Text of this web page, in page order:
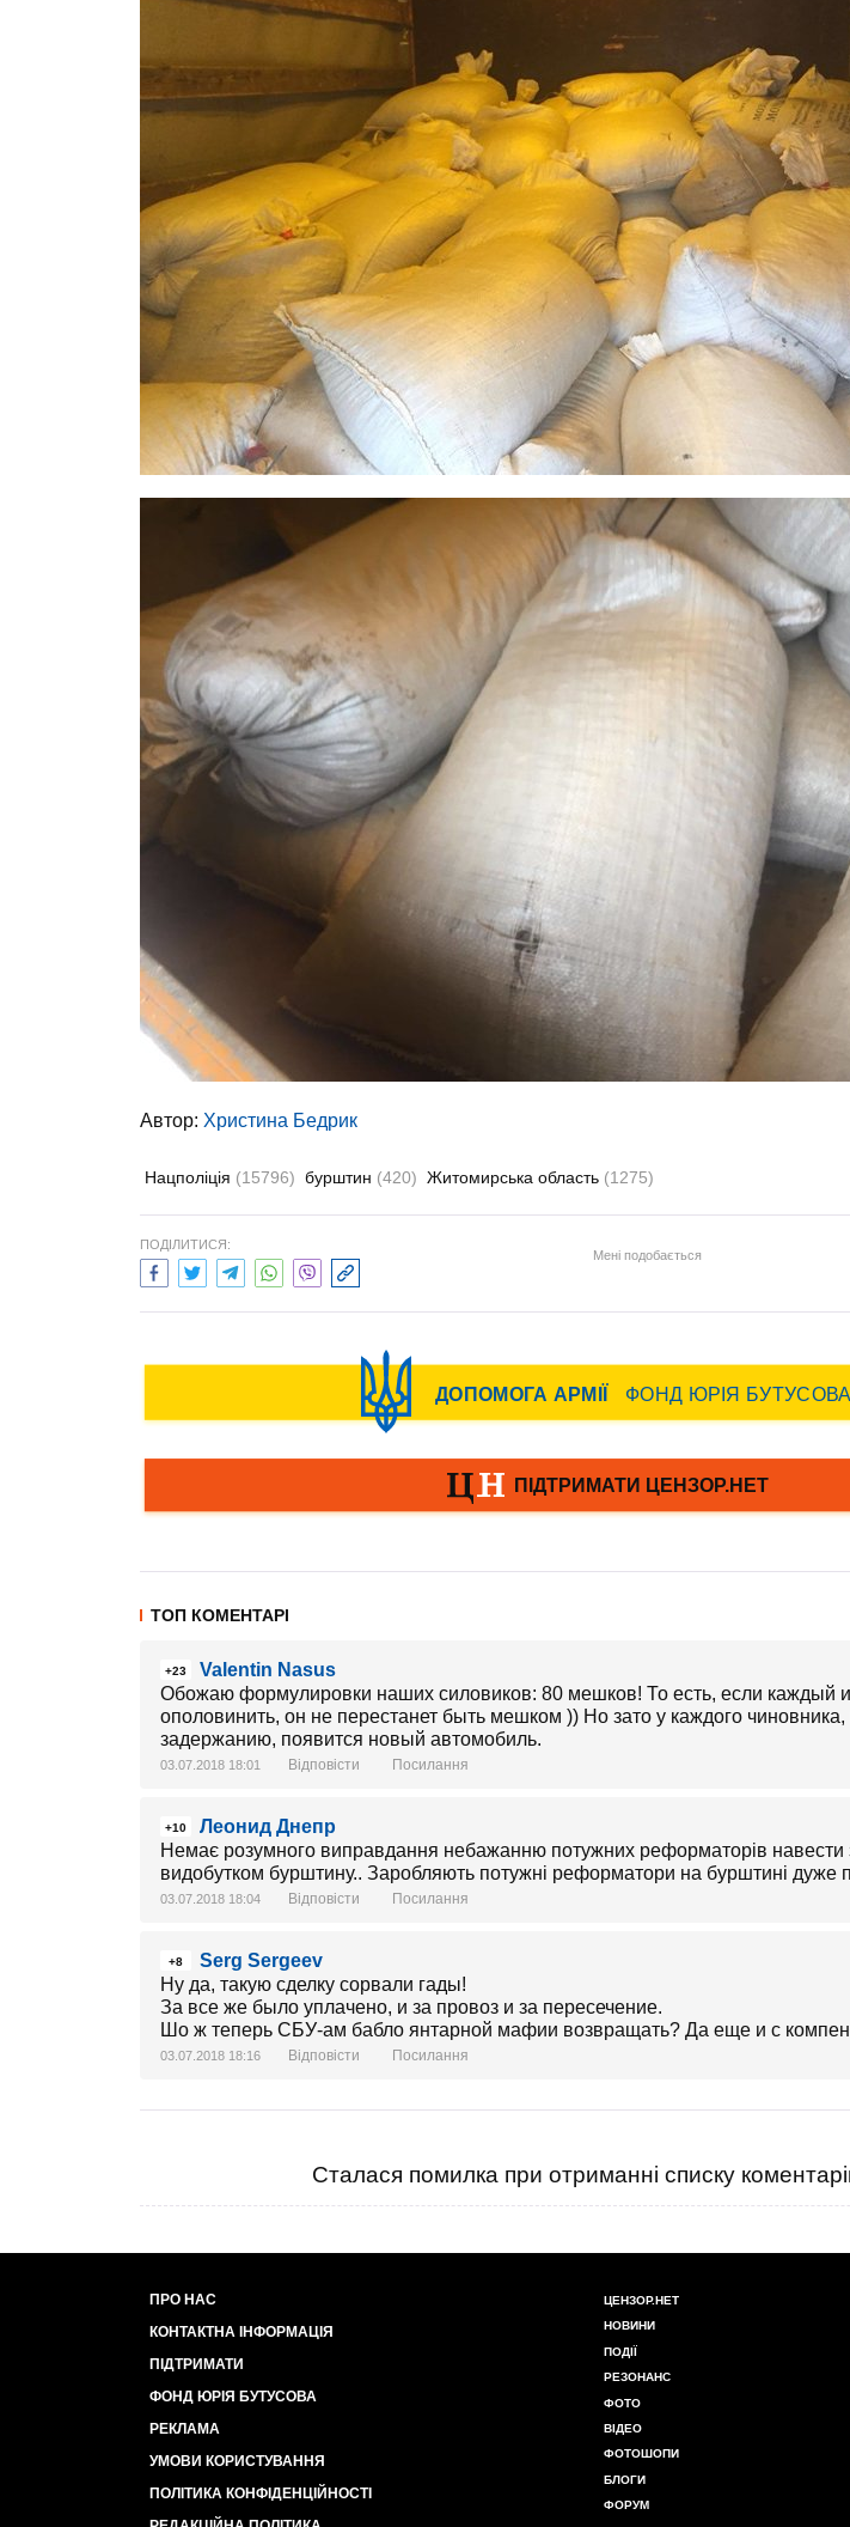
Автор: Христина Бедрик
Нацполіція (15796) бурштин (420) Житомирська область (1275)
ПОДІЛИТИСЯ:
Мені подобається
ТОП КОМЕНТАРІ
+23
Valentin Nasus
Обожаю формулировки наших силовиков: 80 мешков! То есть, если каждый
ополовинить, он не перестанет быть мешком )) Но зато у каждого чиновника,
задержанию, появится новый автомобиль.
03.07.2018 18:01 Відповісти Посилання
+10
Леонид Днепр
Немає розумного виправдання небажанню потужних реформаторів навести
видобутком бурштину.. Заробляють потужні реформатори на бурштині дуже
03.07.2018 18:04 Відповісти Посилання
+8
Serg Sergeev
Ну да, такую сделку сорвали гады!
За все же было уплачено, и за провоз и за пересечение.
Шо ж теперь СБУ-ам бабло янтарной мафии возвращать? Да еще и с
03.07.2018 18:16 Відповісти Посилання
Сталася помилка при отриманні списку
ПРО НАС
КОНТАКТНА ІНФОРМАЦІЯ
ПІДТРИМАТИ
ФОНД ЮРІЯ БУТУСОВА
РЕКЛАМА
УМОВИ КОРИСТУВАННЯ
ПОЛІТИКА КОНФІДЕНЦІЙНОСТІ
ЦЕНЗОР.НЕТ
НОВИНИ
ПОДІЇ
РЕЗОНАНС
ФОТО
ВІДЕО
ФОТОШОПИ
БЛОГИ
ФОРУМ